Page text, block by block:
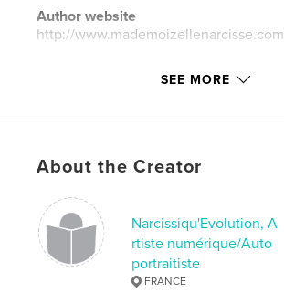
Author website
http://www.mademoizellenarcisse.com
Features & Details
Photography Books
# of Pages:
ISBN
Softcover: 9781366618597
Dec 16, 2016
SEE MORE
About the Creator
Narcissiqu'Evolution, A
rtiste numérique/Auto
portraitiste
FRANCE